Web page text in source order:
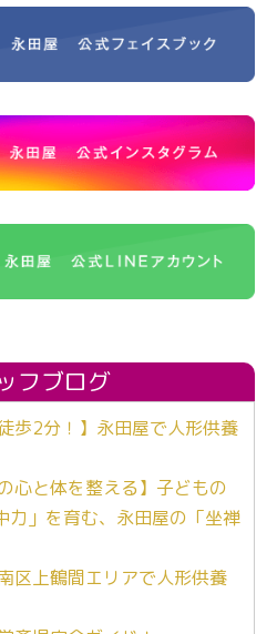
フブログ
歩2分！】永田屋で人形供養
心と体を整える】子どもの
力」を育む、永田屋の「坐禅
区上鶴間エリアで人形供養